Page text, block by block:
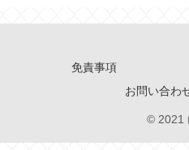
免責事項
お問い合わ
© 2021